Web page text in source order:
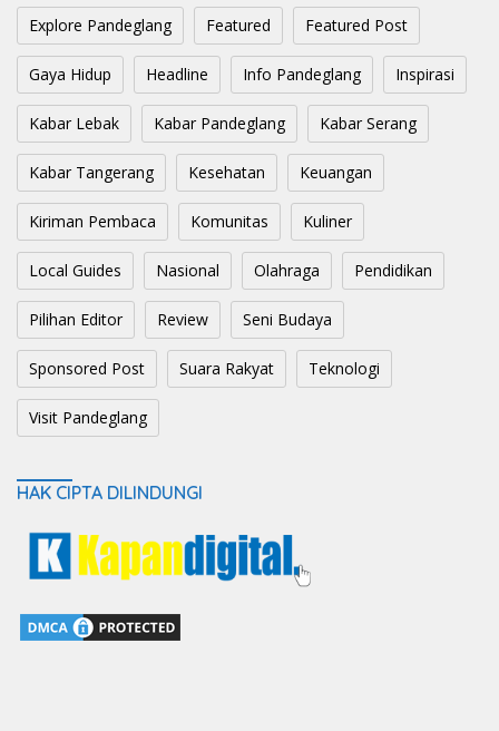
Explore Pandeglang Featured Featured Post
Gaya Hidup Headline Info Pandeglang Inspirasi
Kabar Lebak Kabar Pandeglang Kabar Serang
Kabar Tangerang Kesehatan Keuangan
Kiriman Pembaca Komunitas Kuliner
Local Guides Nasional Olahraga Pendidikan
Pilihan Editor Review Seni Budaya
Sponsored Post Suara Rakyat Teknologi
Visit Pandeglang
HAK CIPTA DILINDUNGI